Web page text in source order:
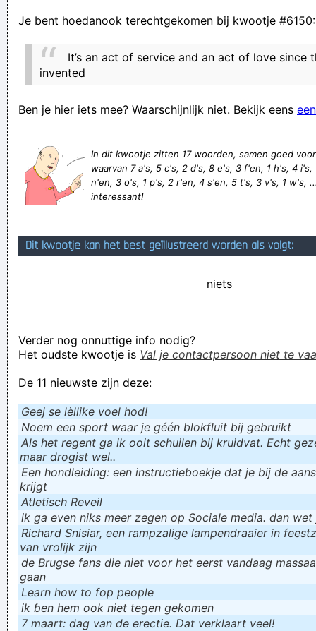
laat me niet lachen, ik ben met ´n open hartoperatie bezig
En, vertel eens... Welk geklaag ga JIJ vandaag op facebook
When dressing for work or play or a dinner out with friends,
in; (b) scope out your hair for errant cowlicks; or (c) tuck a
care
Deze website groeit en groeit... De aanvoerder blijft er
Boer zkt blind getrouwde vrouw op love eiland
Je bent hoedanook terechtgekomen bij kwootje #6150:
It’s an act of service and an act of love since
invented
Ben je hier iets mee? Waarschijnlijk niet. Bekijk eens
In dit kwootje zitten 17 woorden, samen goed
waarvan 7 a's, 5 c's, 2 d's, 8 e's, 3 f'en, 1 h's, 4 i's,
n'en, 3 o's, 1 p's, 2 r'en, 4 s'en, 5 t's, 3 v's, 1 w's,
interessant!
Dit kwootje kan het best geïllustreerd worden als volgt:
niets
Verder nog onnuttige info nodig?
Het oudste kwootje is Val je contactpersoon niet te
De 11 nieuwste zijn deze:
Geej se lèllike voel hod!
Noem een sport waar je géén blokfluit bij gebruikt
Als het regent ga ik ooit schuilen bij kruidvat. Echt
maar drogist wel..
Een hondleiding: een instructieboekje dat je bij de
krijgt
Atletisch Reveil
ik ga even niks meer zegen op Sociale media. dan
Richard Snisiar, een rampzalige lampendraaier in
van vrolijk zijn
de Brugse fans die niet voor het eerst vandaag
gaan
Learn how to fop people
ik ɓen hem ook niet tegen gekomen
7 maart: dag van de erectie. Dat verklaart veel!